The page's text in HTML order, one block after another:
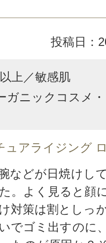
投稿日：
上／敏感肌
ガニックコスメ
ュアライジング
などが日焼けし
。よく見ると顔
対策は割としっ
でゴミ出すのに